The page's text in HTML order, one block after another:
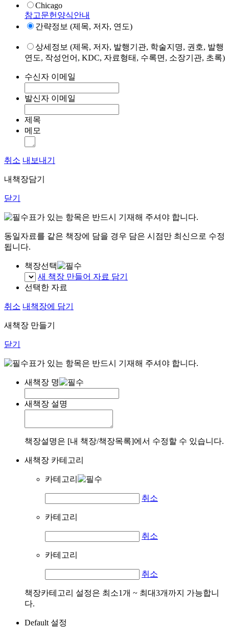
Chicago
참고문헌양식안내
간략정보 (제목, 저자, 연도)
상세정보 (제목, 저자, 발행기관, 학술지명, 권호, 발행
연도, 작성언어, KDC, 자료형태, 수록면, 소장기관, 초록)
수신자 이메일
발신자 이메일
제목
메모
취소 내보내기
내책장담기
닫기
표가 있는 항목은 반드시 기재해 주셔야 합니다.
동일자료를 같은 책장에 담을 경우 담은 시점만 최신으로 수정
됩니다.
책장선택
새 책장 만들어 자료 담기
선택한 자료
취소 내책장에 담기
새책장 만들기
닫기
표가 있는 항목은 반드시 기재해 주셔야 합니다.
새책장 명
새책장 설명
책장설명은 [내 책장/책장목록]에서 수정할 수 있습니다.
새책장 카테고리
카테고리
취소
카테고리
취소
카테고리
취소
책장카테고리 설정은 최소1개 ~ 최대3개까지 가능합니
다.
Default 설정